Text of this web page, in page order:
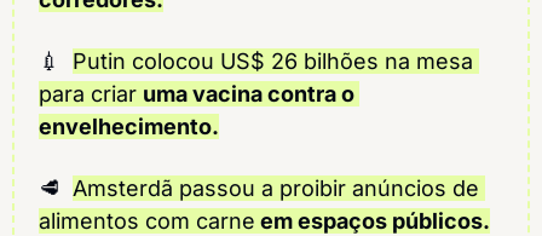
💉
Putin colocou US$ 26 bilhões na mesa
para criar uma vacina contra o
envelhecimento.
🥩
Amsterdã passou a proibir anúncios de
alimentos com carne em espaços públicos.